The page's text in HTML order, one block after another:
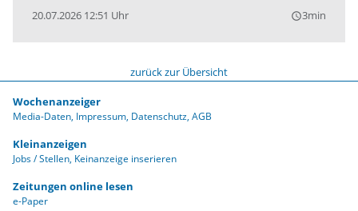
20.07.2026 12:51 Uhr query_builder3min
zurück zur Übersicht
Wochenanzeiger
Media-Daten Impressum Datenschutz AGB
Kleinanzeigen
Jobs / Stellen Keinanzeige inserieren
Zeitungen online lesen
e-Paper